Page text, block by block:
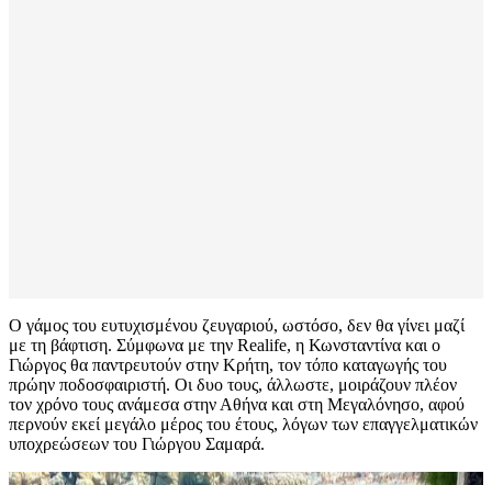
Ο γάμος του ευτυχισμένου ζευγαριού, ωστόσο, δεν θα γίνει μαζί
με τη βάφτιση. Σύμφωνα με την Realife, η Κωνσταντίνα και ο
Γιώργος θα παντρευτούν στην Κρήτη, τον τόπο καταγωγής του
πρώην ποδοσφαιριστή. Οι δυο τους, άλλωστε, μοιράζουν πλέον
τον χρόνο τους ανάμεσα στην Αθήνα και στη Μεγαλόνησο, αφού
περνούν εκεί μεγάλο μέρος του έτους, λόγων των επαγγελματικών
υποχρεώσεων του Γιώργου Σαμαρά.